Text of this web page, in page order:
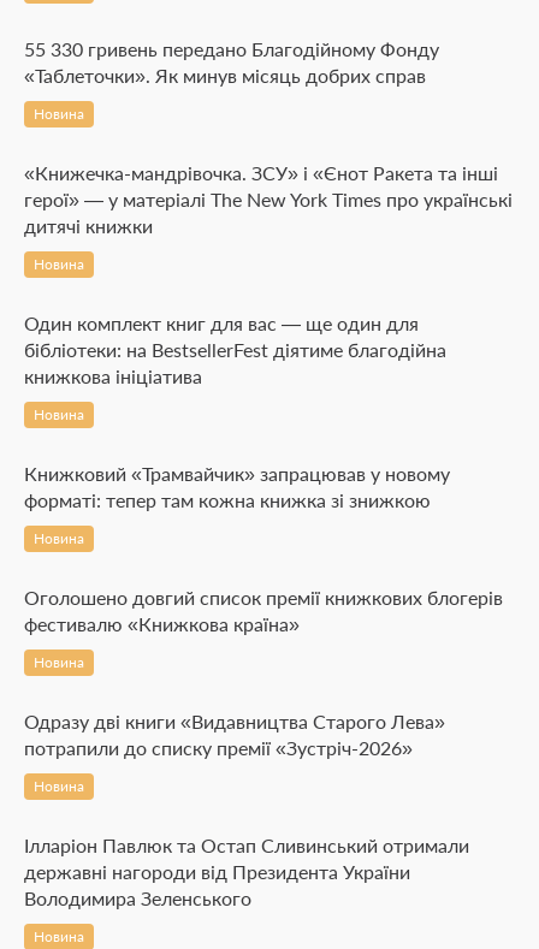
55 330 гривень передано Благодійному Фонду
«Таблеточки». Як минув місяць добрих справ
Новина
«Книжечка-мандрівочка. ЗСУ» і «Єнот Ракета та інші
герої» — у матеріалі The New York Times про українські
дитячі книжки
Новина
Один комплект книг для вас — ще один для
бібліотеки: на BestsellerFest діятиме благодійна
книжкова ініціатива
Новина
Книжковий «Трамвайчик» запрацював у новому
форматі: тепер там кожна книжка зі знижкою
Новина
Оголошено довгий список премії книжкових блогерів
фестивалю «Книжкова країна»
Новина
Одразу дві книги «Видавництва Старого Лева»
потрапили до списку премії «Зустріч-2026»
Новина
Ілларіон Павлюк та Остап Сливинський отримали
державні нагороди від Президента України
Володимира Зеленського
Новина